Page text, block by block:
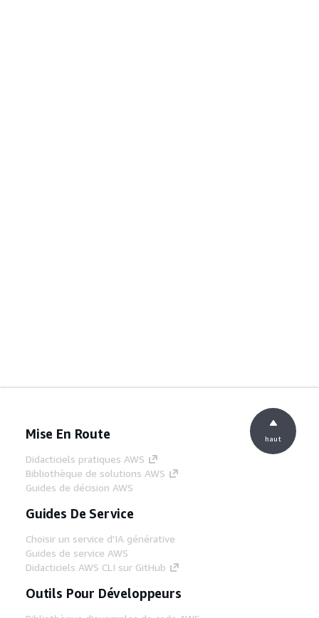
Mise En Route
Didacticiels pratiques AWS
Bibliothèque de solutions AWS
Guides de décision AWS
Guides De Service
Choisir un service d'IA générative
Guides de service AWS
Didacticiels AWS CLI sur GitHub
Outils Pour Développeurs
haut